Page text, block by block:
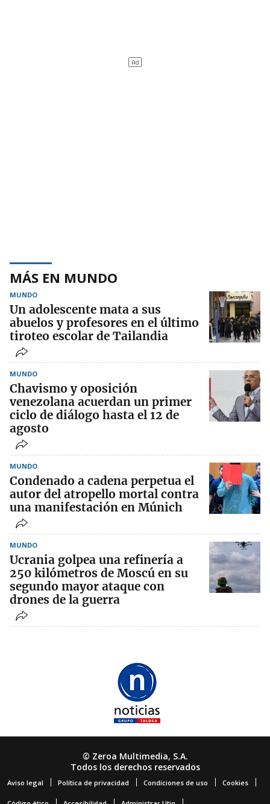
MÁS EN MUNDO
MUNDO
Un adolescente mata a sus
abuelos y profesores en el último
tiroteo escolar de Tailandia
MUNDO
Chavismo y oposición
venezolana acuerdan un primer
ciclo de diálogo hasta el 12 de
agosto
MUNDO
Condenado a cadena perpetua el
autor del atropello mortal contra
una manifestación en Múnich
MUNDO
Ucrania golpea una refinería a
250 kilómetros de Moscú en su
segundo mayor ataque con
drones de la guerra
© Zeroa Multimedia, S.A.
Todos los derechos reservados
Aviso legal Política de privacidad Condiciones de uso Cookies